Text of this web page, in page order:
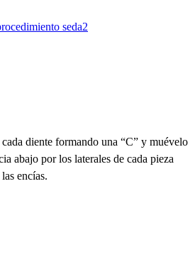
diente formando una “C” y muévelo
abajo por los laterales de cada pieza
encías.